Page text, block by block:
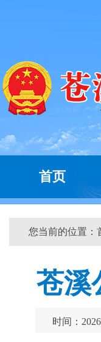
首页
您当前的位置：
苍溪
时间：